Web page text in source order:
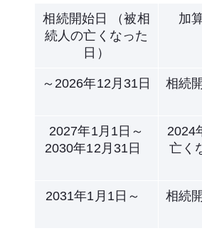
相続開始日 （被相
続人の亡くなった
日）
加
～2026年12月31日 相続
2027年1月1日～
2030年12月31日
2024
亡く
2031年1月1日～ 相続